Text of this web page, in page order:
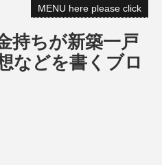
MENU here please click
持ちが新築一戸
などを書くブロ